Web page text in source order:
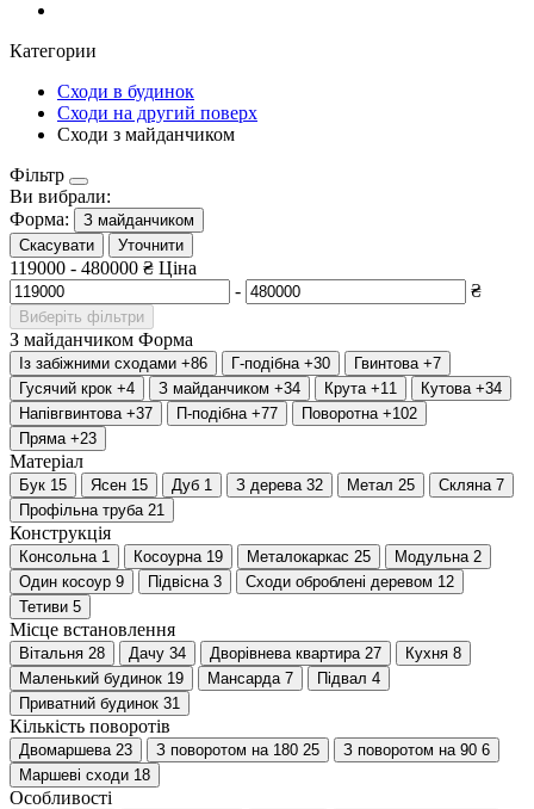
Категории
Сходи в будинок
Сходи на другий поверх
Сходи з майданчиком
Фільтр
Ви вибрали:
Форма:
З майданчиком
Скасувати
Уточнити
119000 - 480000 ₴ Ціна
-
₴
Виберіть фільтри
З майданчиком Форма
Із забіжними сходами +86 Г-подібна +30 Гвинтова +7
Гусячий крок +4 З майданчиком +34 Крута +11 Кутова +34
Напівгвинтова +37 П-подібна +77 Поворотна +102
Пряма +23
Матеріал
Бук 15 Ясен 15 Дуб 1 З дерева 32 Метал 25 Скляна 7
Профільна труба 21
Конструкція
Консольна 1 Косоурна 19 Металокаркас 25 Модульна 2
Один косоур 9 Підвісна 3 Сходи оброблені деревом 12
Тетиви 5
Місце встановлення
Вітальня 28 Дачу 34 Дворівнева квартира 27 Кухня 8
Маленький будинок 19 Мансарда 7 Підвал 4
Приватний будинок 31
Кількість поворотів
Двомаршева 23 З поворотом на 180 25 З поворотом на 90 6
Маршеві сходи 18
Особливості